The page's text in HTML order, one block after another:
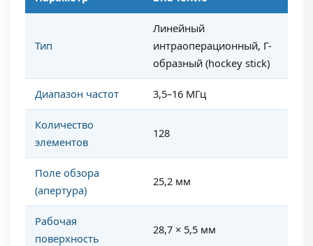
Тип
Линейный
интраоперационный, Г-
образный (hockey stick)
Диапазон частот 3,5–16 МГц
Количество
элементов
128
Поле обзора
(апертура)
25,2 мм
Рабочая
поверхность
28,7 × 5,5 мм